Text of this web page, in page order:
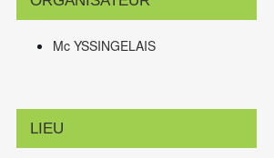
Mc YSSINGELAIS
LIEU